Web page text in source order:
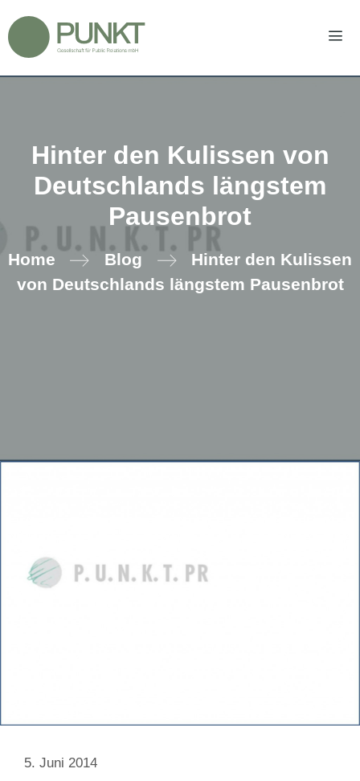
Inhalt
springen
Hinter den Kulissen von
Deutschlands längstem
Pausenbrot
Home Blog
Hinter den Kulissen
von Deutschlands längstem Pausenbrot
5. Juni 2014